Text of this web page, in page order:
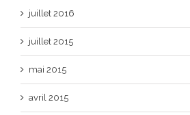
juillet 2016
juillet 2015
mai 2015
avril 2015